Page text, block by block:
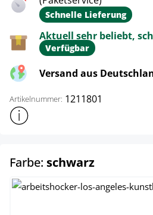
Schnelle Lieferung
Aktuell sehr beliebt,
Verfügbar
Versand aus
Artikelnummer: 1211801
Weitere Produktinformationen
Farbe: schwarzauswählen